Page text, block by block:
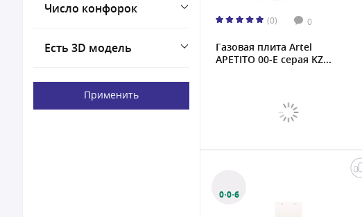
Число конфорок
Есть 3D модель
Применить
(0) 0
Газовая плита Artel
APETITO 00-E серая KZ...
0·0·6